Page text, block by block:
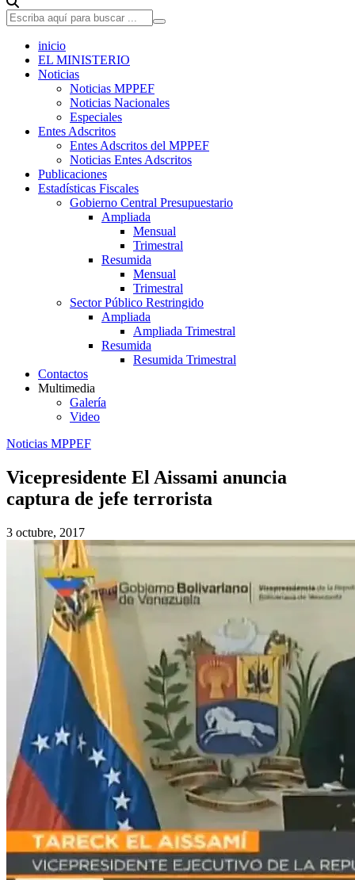
inicio
EL MINISTERIO
Noticias
Noticias MPPEF
Noticias Nacionales
Especiales
Entes Adscritos
Entes Adscritos del MPPEF
Noticias Entes Adscritos
Publicaciones
Estadísticas Fiscales
Gobierno Central Presupuestario
Ampliada
Mensual
Trimestral
Resumida
Mensual
Trimestral
Sector Público Restringido
Ampliada
Ampliada Trimestral
Resumida
Resumida Trimestral
Contactos
Multimedia
Galería
Video
Noticias MPPEF
Vicepresidente El Aissami anuncia
captura de jefe terrorista
3 octubre, 2017